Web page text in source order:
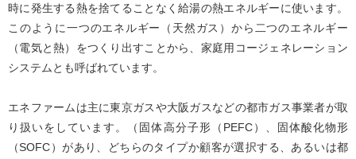
時に発生する熱を捨てることなく給湯の熱エネルギーに使います。
このように一つのエネルギー（天然ガス）から二つのエネルギー
（電気と熱）をつくり出すことから、家庭用コージェネレーション
システムとも呼ばれています。
エネファームは主に東京ガスや大阪ガスなどの都市ガス事業者が取
り扱いをしています。（固体高分子形（PEFC）、固体酸化物形
（SOFC）があり、どちらのタイプか顧客が選択する、あるいは都